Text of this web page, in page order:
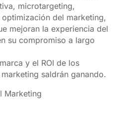
microtargeting,
del marketing,
mejoran la experiencia del
su compromiso a largo
y el ROI de los
saldrán ganando.
Marketing